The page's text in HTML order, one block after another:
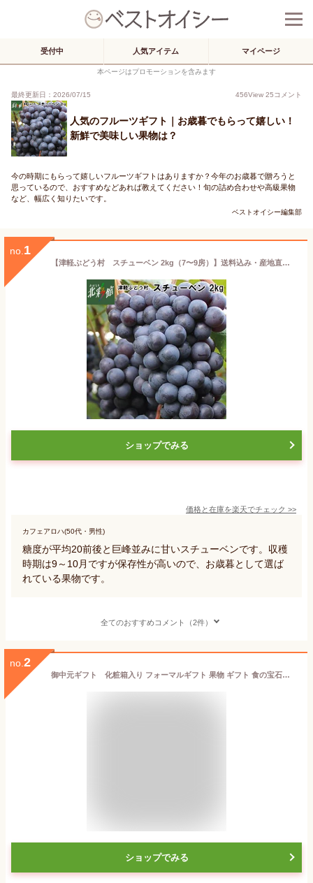
受付中 人気アイテム マイページ
本ページはプロモーションを含みます
最終更新日：2026/07/15 456View 25コメント
人気のフルーツギフト｜お歳暮でもらって嬉しい！
新鮮で美味しい果物は？
今の時期にもらって嬉しいフルーツギフトはありますか？今年のお歳暮で贈ろうと
思っているので、おすすめなどあれば教えてください！旬の詰め合わせや高級果物
など、幅広く知りたいです。
ベストオイシー編集部
no. 1
【津軽ぶどう村 スチューベン 2kg（7〜9房）】送料込み・産地直送 青森【御歳暮】
ショップでみる
価格と在庫を楽天でチェック >>
カフェアロハ(50代・男性)
糖度が平均20前後と巨峰並みに甘いスチューベンです。収穫
時期は9～10月ですが保存性が高いので、お歳暮として選ば
れている果物です。
全てのおすすめコメント（2件）
no. 2
御中元ギフト 化粧箱入り フォーマルギフト 果物 ギフト 食の宝石箱【A-2】フルーツ ギフト 化粧箱 7-8種旬の果物 母の日 父の日 果物 詰め合わせ 法事 お供え果物 お祝い 内祝 景品 御見舞 快気祝 お誕生日 ご挨拶 新築祝い※日時指定も可能です※
ショップでみる